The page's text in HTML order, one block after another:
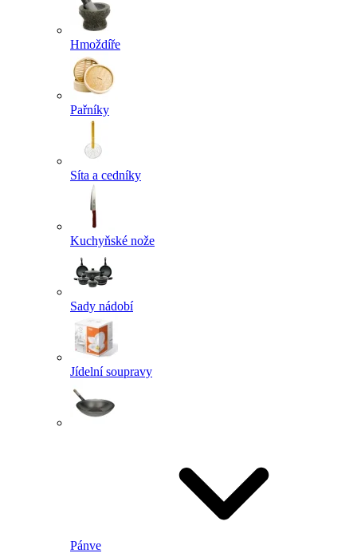
Hmoždíře
Pařníky
Síta a cedníky
Kuchyňské nože
Sady nádobí
Jídelní soupravy
Pánve